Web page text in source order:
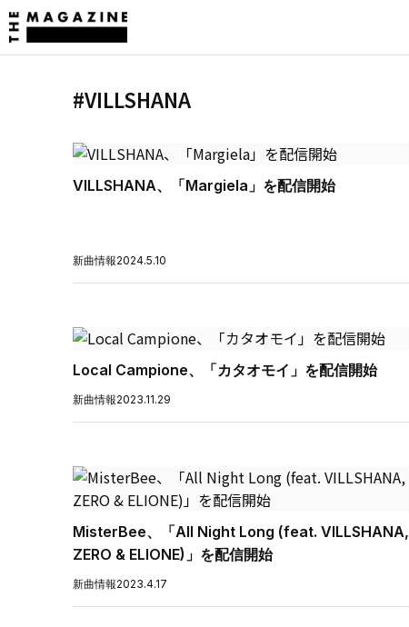
#VILLSHANA
VILLSHANA、「Margiela」を配信開始
新曲情報2024.5.10
Local Campione、「カタオモイ」を配信開始
新曲情報2023.11.29
MisterBee、「All Night Long (feat. VILLSHANA,
ZERO & ELIONE)」を配信開始
新曲情報2023.4.17